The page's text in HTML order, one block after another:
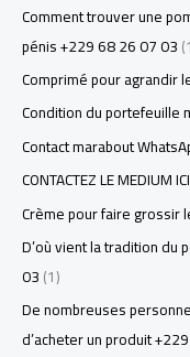
Comment trouver une
pénis +229 68 26 07 03
Comprimé pour agrandir
Condition du portefeuille
Contact marabout
CONTACTEZ LE MEDIUM
Crème pour faire grossir
D’où vient la tradition
03(1)
De nombreuses
d’acheter un produit